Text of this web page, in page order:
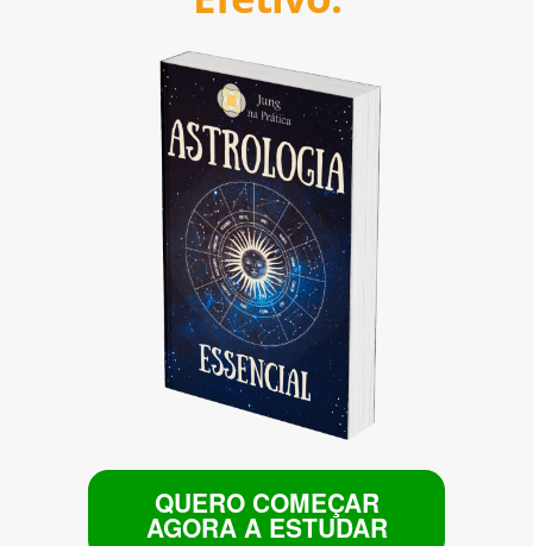
QUERO COMEÇAR
AGORA A ESTUDAR